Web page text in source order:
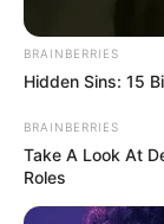
BRAINBERRIES
Hidden Sins: 15
BRAINBERRIES
Take A Look At
Roles